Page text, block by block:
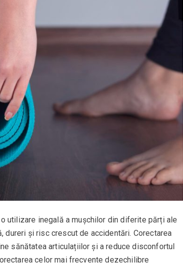
utilizare inegală a mușchilor din diferite părți ale
dureri și risc crescut de accidentări. Corectarea
sănătatea articulațiilor și a reduce disconfortul
celor mai frecvente dezechilibre